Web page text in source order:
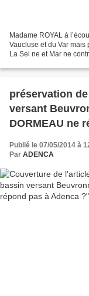
Madame ROYAL à
Vaucluse et du Var
La Sei ne et Mar ne
préservation
versant
DORMEAU ne
Publié le 07/05/2014 à
Par ADENCA